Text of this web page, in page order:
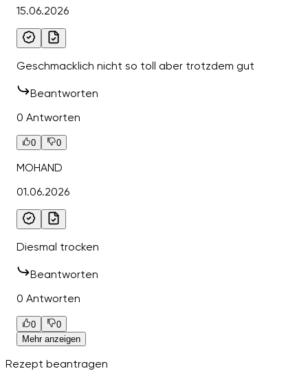
15.06.2026
Geschmacklich nicht so toll aber trotzdem gut
Beantworten
0 Antworten
0 0
MOHAND
01.06.2026
Diesmal trocken
Beantworten
0 Antworten
0
0
Mehr anzeigen
Rezept beantragen